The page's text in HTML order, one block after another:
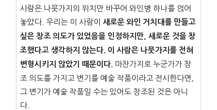
사람은 나뭇가지의 위치만 바꾸어 와인병 하나를 얹어
놓았다. 우리는 이 사람이
새로운 와인 거치대를 만들고
싶은 창조 의도가 있었음을 인정하지만, 새로운 것을 창
조했다고 생각하지 않는다. 이 사람은 나뭇가지를 전혀
변형시키지 않았기 때문이다. 마찬가지로 누군가가 창
조 의도를 가지고 변기를 예술 작품이라고 전시한다면,
그 변기가 예술 작품일 수는 있어도 창조된 것은 아니
다.